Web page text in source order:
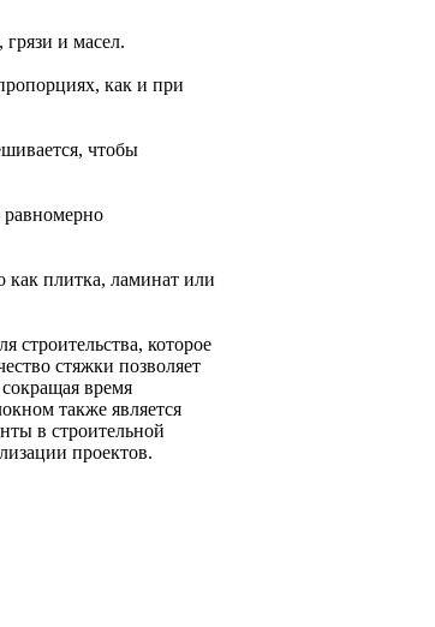
и масел.
как и при
чтобы
равномерно
как плитка, ламинат или
строительства, которое
стяжки позволяет
время
также является
в строительной
проектов.